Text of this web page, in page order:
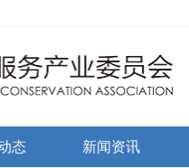
态 新闻资讯